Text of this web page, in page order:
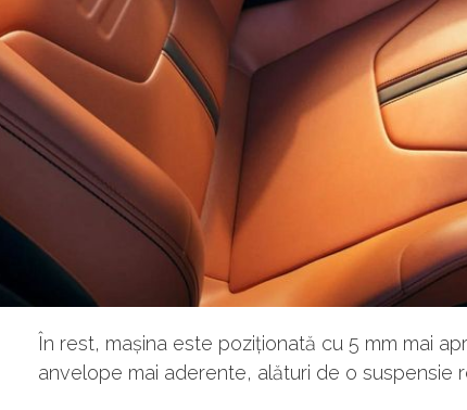
În rest, mașina este poziționată cu 5 mm mai
anvelope mai aderente, alături de o suspensie